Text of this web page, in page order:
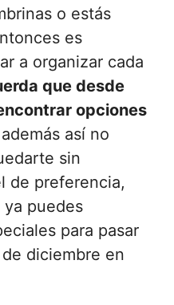
o estás
es
a organizar cada
que desde
opciones
así no
sin
de preferencia,
puedes
para pasar
diciembre en